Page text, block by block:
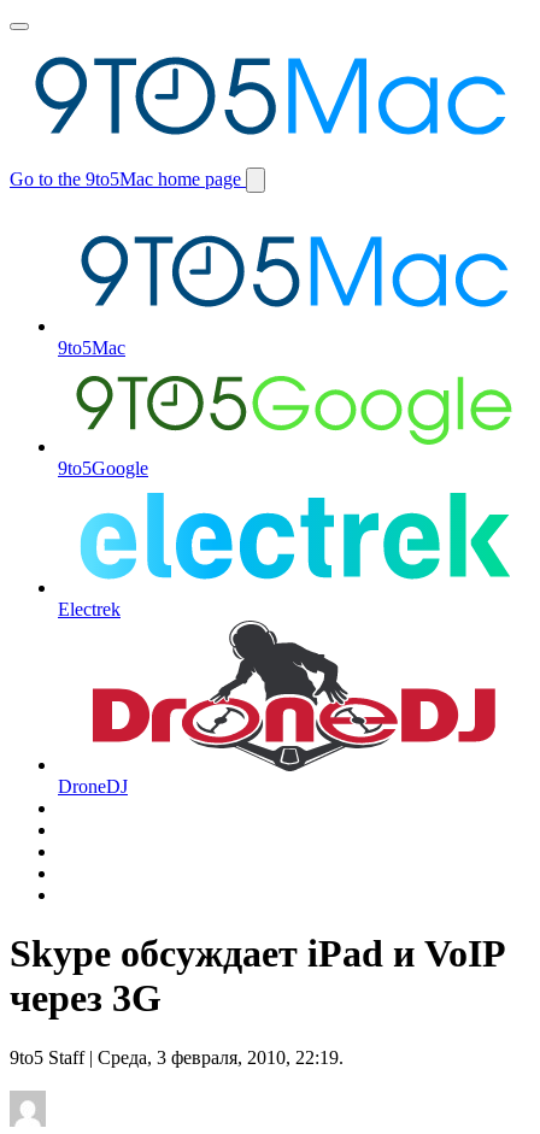
Toggle
menu
Go to the 9to5Mac home page
Switch
9to5Mac
9to5Google
Electrek
DroneDJ
Skype обсуждает iPad и VoIP
через 3G
9to5 Staff| Среда, 3 февраля, 2010, 22:19.